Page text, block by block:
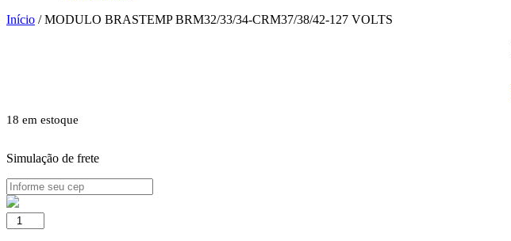
Início / MODULO BRASTEMP BRM32/33/34-CRM37/38/42-127 VOLTS
18 em estoque
Simulação de frete
MODULO
BRASTEMP